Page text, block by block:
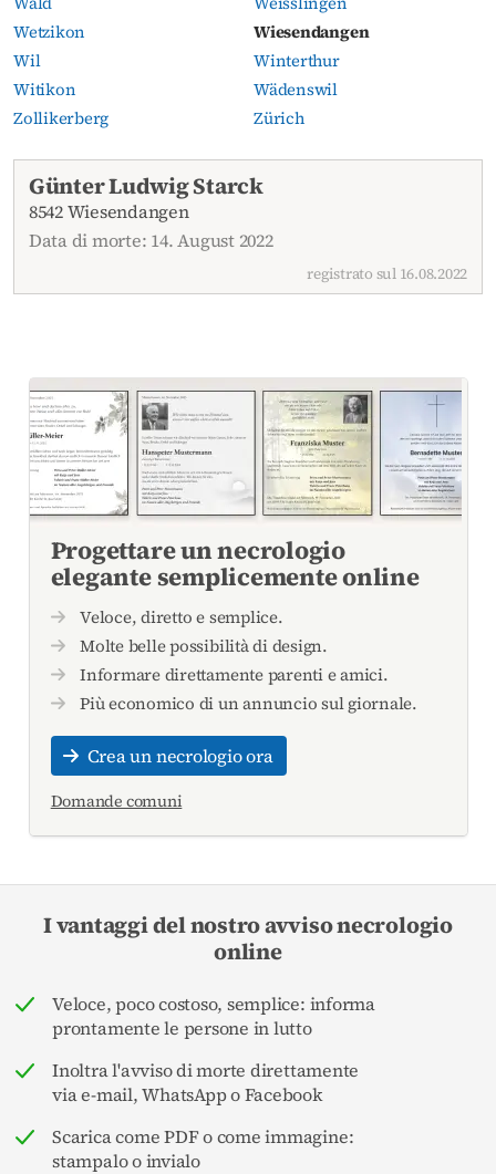
Wetzikon
Wiesendangen
Wil
Winterthur
Witikon
Wädenswil
Zollikerberg
Zürich
Necrologi attuali
Günter Ludwig Starck
8542 Wiesendangen
Data di morte: 14. August 2022
registrato sul 16.08.2022
Progettare un necrologio
elegante semplicemente online
Veloce, diretto e semplice.
Molte belle possibilità di design.
Informare direttamente parenti e amici.
Più economico di un annuncio sul giornale.
Crea un necrologio ora
Domande comuni
I vantaggi del nostro avviso necrologio
online
Veloce, poco costoso, semplice: informa
prontamente le persone in lutto
Inoltra l'avviso di morte direttamente
via e-mail, WhatsApp o Facebook
Scarica come PDF o come immagine:
stampalo o invialo